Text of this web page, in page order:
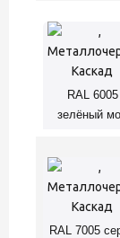
RAL 6005
зелёный
RAL 7005